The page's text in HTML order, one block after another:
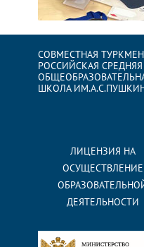
СОВМЕСТНАЯ
РОССИЙСКАЯ СРЕДНЯЯ
ШКОЛА
ЛИЦЕНЗИЯ НА
ОСУЩЕСТВЛЕНИЕ
ДЕЯТЕЛЬНОСТИ